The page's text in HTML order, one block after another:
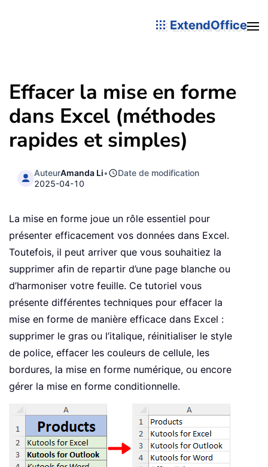
ExtendOffice
Effacer la mise en forme
dans Excel (méthodes
rapides et simples)
AuteurAmanda Li•
Date de modification
2025-04-10
La mise en forme joue un rôle essentiel pour
présenter efficacement vos données dans Excel.
Toutefois, il peut arriver que vous souhaitiez la
supprimer afin de repartir d’une page blanche ou
d’harmoniser votre feuille. Ce tutoriel vous
présente différentes techniques pour effacer la
mise en forme de manière efficace dans Excel :
supprimer le gras ou l’italique, réinitialiser le style
de police, effacer les couleurs de cellule, les
bordures, la mise en forme numérique, ou encore
gérer la mise en forme conditionnelle.